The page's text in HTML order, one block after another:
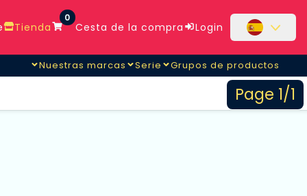
Tienda
0
Cesta de la compra Login
Nuestras marcas Serie Grupos de productos
Page 1/1